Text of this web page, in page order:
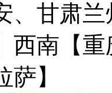
、甘肃
西南【
】